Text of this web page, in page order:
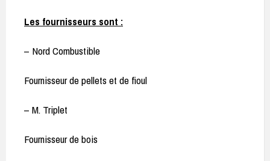
Les fournisseurs sont :
– Nord Combustible
Fournisseur de pellets et de fioul
– M. Triplet
Fournisseur de bois